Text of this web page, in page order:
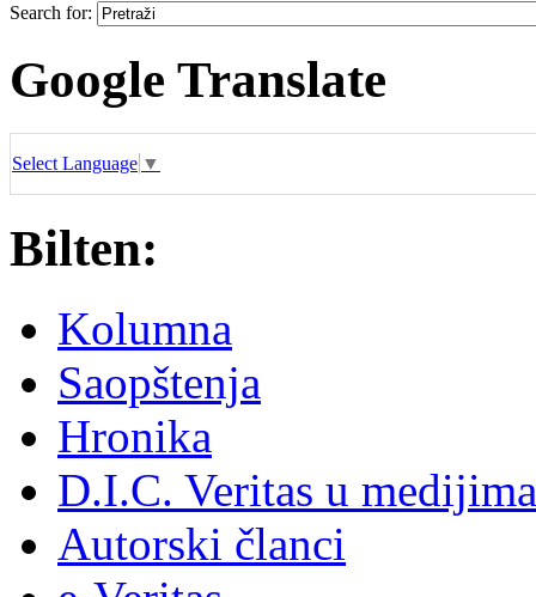
Search for:
Google Translate
Select Language ▼
Bilten:
Kolumna
Saopštenja
Hronika
D.I.C. Veritas u medijima
Autorski članci